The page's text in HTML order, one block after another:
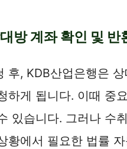
방 계좌 확인 및 반
후, KDB산업은행은
하게 됩니다. 이때 중
있습니다. 그러나 수
황에서 필요한 법률